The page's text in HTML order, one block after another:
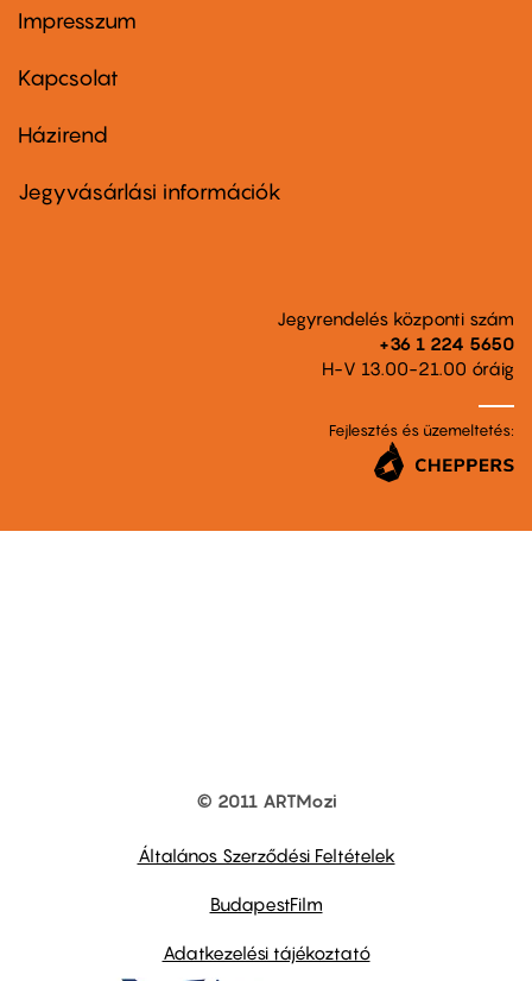
Footer
first
Impresszum
Kapcsolat
Footer
second
Házirend
Jegyvásárlási információk
Jegyrendelés központi szám
+36 1 224 5650
H-V 13.00-21.00 óráig
Fejlesztés és üzemeltetés:
© 2011 ARTMozi
Általános Szerződési Feltételek
BudapestFilm
Adatkezelési tájékoztató